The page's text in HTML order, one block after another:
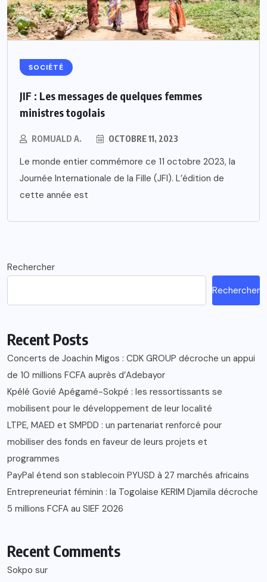
SOCIÉTÉ
JIF : Les messages de quelques femmes
ministres togolais
ROMUALD A. OCTOBRE 11, 2023
Le monde entier commémore ce 11 octobre 2023, la
Journée Internationale de la Fille (JFI). L’édition de
cette année est
Rechercher
Rechercher
Recent Posts
Concerts de Joachin Migos : CDK GROUP décroche un appui
de 10 millions FCFA auprès d’Adebayor
Kpélé Govié Apégamé-Sokpé : les ressortissants se
mobilisent pour le développement de leur localité
LTPE, MAED et SMPDD : un partenariat renforcé pour
mobiliser des fonds en faveur de leurs projets et
programmes
PayPal étend son stablecoin PYUSD à 27 marchés africains
Entrepreneuriat féminin : la Togolaise KERIM Djamila décroche
5 millions FCFA au SIEF 2026
Recent Comments
Sokpo sur